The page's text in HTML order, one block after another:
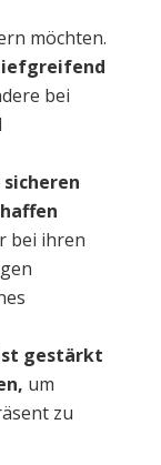
möchten.
bei
bei ihren
gestärkt
um
zu